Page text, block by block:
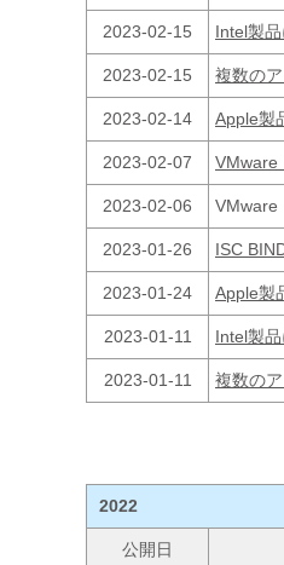
2023-02-15 Intel製
2023-02-15 複数の
2023-02-14 Apple製
2023-02-07 VMware
2023-02-06 VMware
2023-01-26 ISC
2023-01-24 Apple製
2023-01-11 Intel製
2023-01-11 複数の
2022
公開日